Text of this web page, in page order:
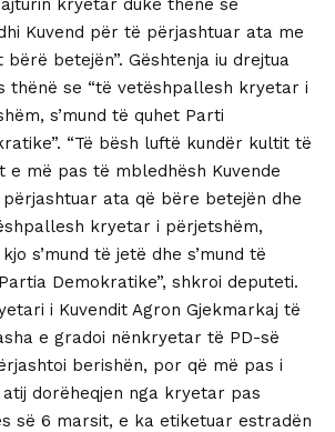
kryetar duke thënë se
Kuvend për të përjashtuar ata me
bërë betejën”. Gështenja iu drejtua
thënë se “të vetëshpallesh kryetar i
s’mund të quhet Parti
“Të bësh luftë kundër kultit të
e më pas të mbledhësh Kuvende
ata që bëre betejën dhe
kryetar i përjetshëm,
s’mund të jetë dhe s’mund të
Demokratike”, shkroi deputeti.
i Kuvendit Agron Gjekmarkaj të
e gradoi nënkryetar të PD-së
berishën, por që më pas i
dorëheqjen nga kryetar pas
së 6 marsit, e ka etiketuar estradën